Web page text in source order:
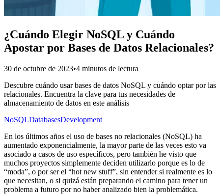
¿Cuándo Elegir NoSQL y Cuándo
Apostar por Bases de Datos Relacionales?
30 de octubre de 2023•4 minutos de lectura
Descubre cuándo usar bases de datos NoSQL y cuándo optar por las
relacionales. Encuentra la clave para tus necesidades de
almacenamiento de datos en este análisis
NoSQLDatabasesDevelopment
En los últimos años el uso de bases no relacionales (NoSQL) ha
aumentado exponencialmente, la mayor parte de las veces esto va
asociado a casos de uso específicos, pero también he visto que
muchos proyectos simplemente deciden utilizarlo porque es lo de
“moda”, o por ser el “hot new stuff”, sin entender si realmente es lo
que necesitan, o si quizá están preparando el camino para tener un
problema a futuro por no haber analizado bien la problemática.